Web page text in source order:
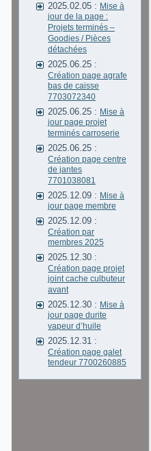
2025.02.05 : Mise à
jour de la page :
Projets terminés –
Goodies / Pièces
détachées
2025.06.25 :
Création page agrafe
bas de caisse
7703072340
2025.06.25 : Mise à
jour page projet
terminés carroserie
2025.06.25 :
Création page centre
de jantes
7701038081
2025.12.09 : Mise à
jour page membre
2025.12.09 :
Création par
membres 2025
2025.12.30 :
Création page projet
joint cache culbuteur
avant
2025.12.30 : Mise à
jour page durite
vapeur d’huile
2025.12.31 :
Création page galet
tendeur 7700260885